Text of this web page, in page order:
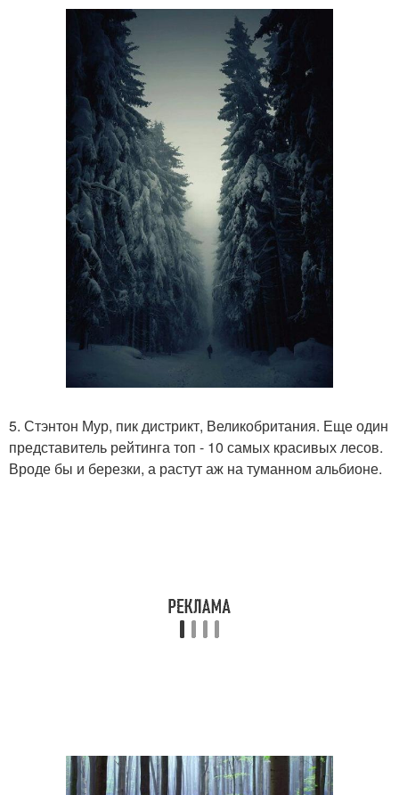
5. Стэнтон Мур, пик дистрикт, Великобритания. Еще один
представитель рейтинга топ - 10 самых красивых лесов.
Вроде бы и березки, а растут аж на туманном альбионе.